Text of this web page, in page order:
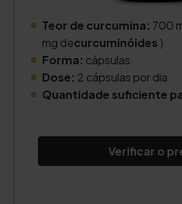
Teor de curcumina: 700
mg decurcuminóides )
Forma: cápsulas
Dose: 2 cápsulas por dia
Quantidade suficiente
Verificar o